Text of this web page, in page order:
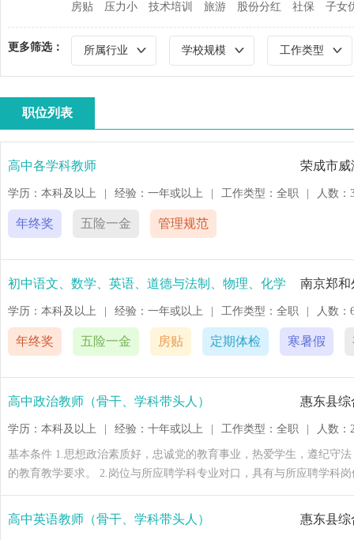
房贴 压力小 技术培训 旅游 股份分红 社保 子女
更多筛选： 所属行业 学校规模 工作类型
职位列表
高中各学科教师 荣成市威
学历：本科及以上 经验：一年或以上 工作类型：全职 人数：
年终奖 五险一金 管理规范
初中语文、数学、英语、道德与法制、物理、化学 南京郑和
学历：本科及以上 经验：一年或以上 工作类型：全职 人数：
年终奖 五险一金 房贴 定期体检 寒暑假
高中政治教师（骨干、学科带头人） 惠东县综
学历：本科及以上 经验：十年或以上 工作类型：全职 人数：
基本条件 1.思想政治素质好，忠诚党的教育事业，热爱学生，遵纪守
的教育教学要求。 2.岗位与所应聘学科专业对口，具有与所应聘学科
上，应聘语文教师需要二级甲等以上，应聘英语教师需要专业八级。
消聘用资格。 在职教师 1.本科及以上学历，年龄55周岁以下。获得县
高中英语教师（骨干、学科带头人） 惠东县综